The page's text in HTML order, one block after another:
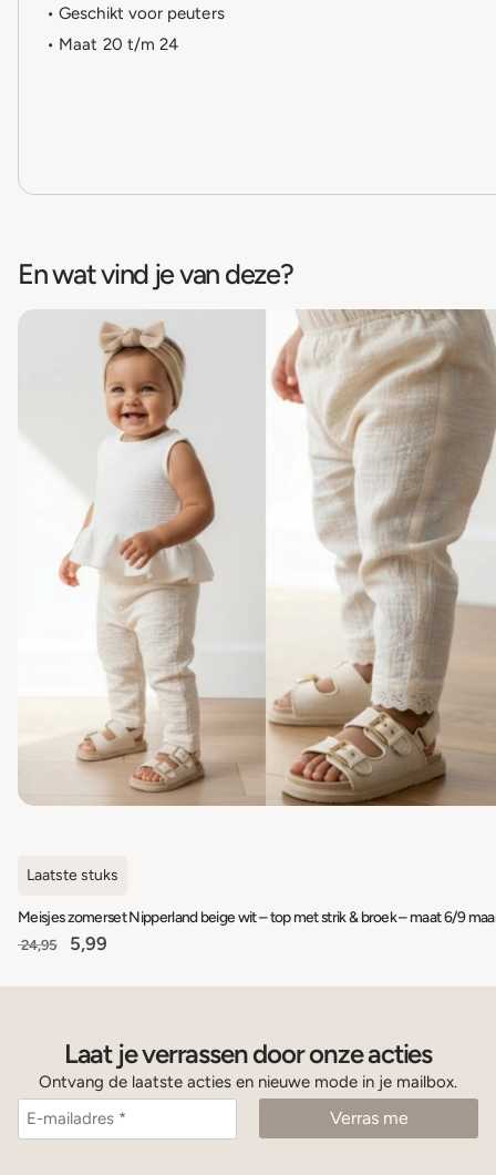
• Geschikt voor peuters
• Maat 20 t/m 24
En wat vind je van deze?
Laatste stuks
24,95 5,99
Laat je verrassen door onze acties
Ontvang de laatste acties en nieuwe mode in je mailbox.